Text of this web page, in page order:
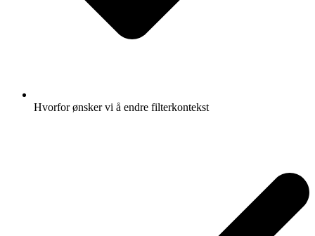
Hvorfor ønsker vi å endre filterkontekst